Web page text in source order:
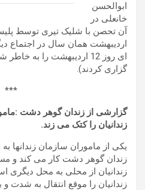
ابوالحسن
خانعلی در
اردیبهشت همان سال در اجتماع
ای روز 12 اردیبهشت را به
گزاری کردند).
***
گزارشی از زندان گوهر دشت :
زندانیان را کتک می زند.
یکی از ماموران سازمان زندانها
زندان گوهر دشت کار می کند و
زندانیان از محلی به محل دیگری
زندانیان را موقع انتقال به